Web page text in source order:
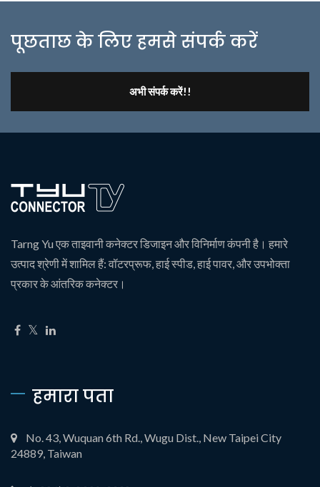
पूछताछ के लिए हमसे संपर्क करें
अभी संपर्क करें!!
Tarng Yu एक ताइवानी कनेक्टर डिजाइन और विनिर्माण कंपनी है। हमारे
उत्पाद श्रेणी में शामिल हैं: वॉटरप्रूफ, हाई स्पीड, हाई पावर, और उपभोक्ता
प्रकार के आंतरिक कनेक्टर।
हमारा पता
No. 43, Wuquan 6th Rd., Wugu Dist., New Taipei City
24889, Taiwan